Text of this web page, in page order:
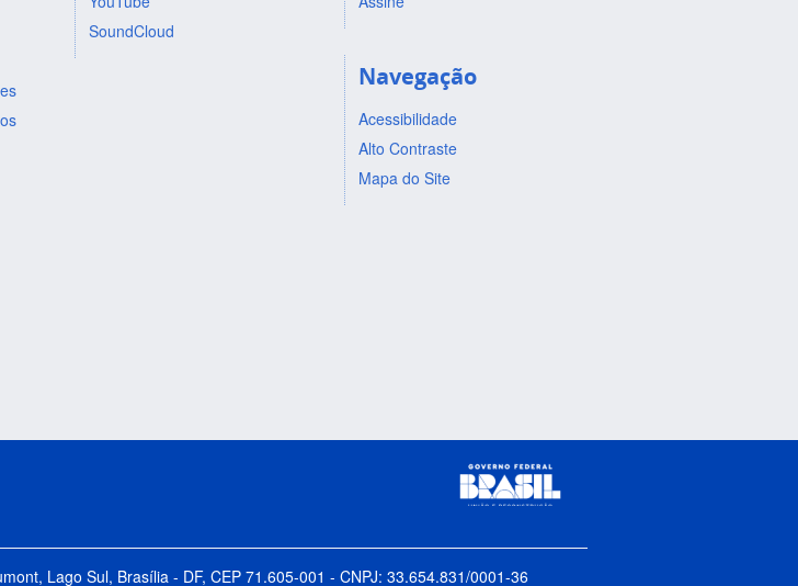
SoundCloud
Navegação
Acessibilidade
Alto Contraste
Mapa do Site
Lago Sul, Brasília - DF, CEP 71.605-001 - CNPJ: 33.654.831/0001-36